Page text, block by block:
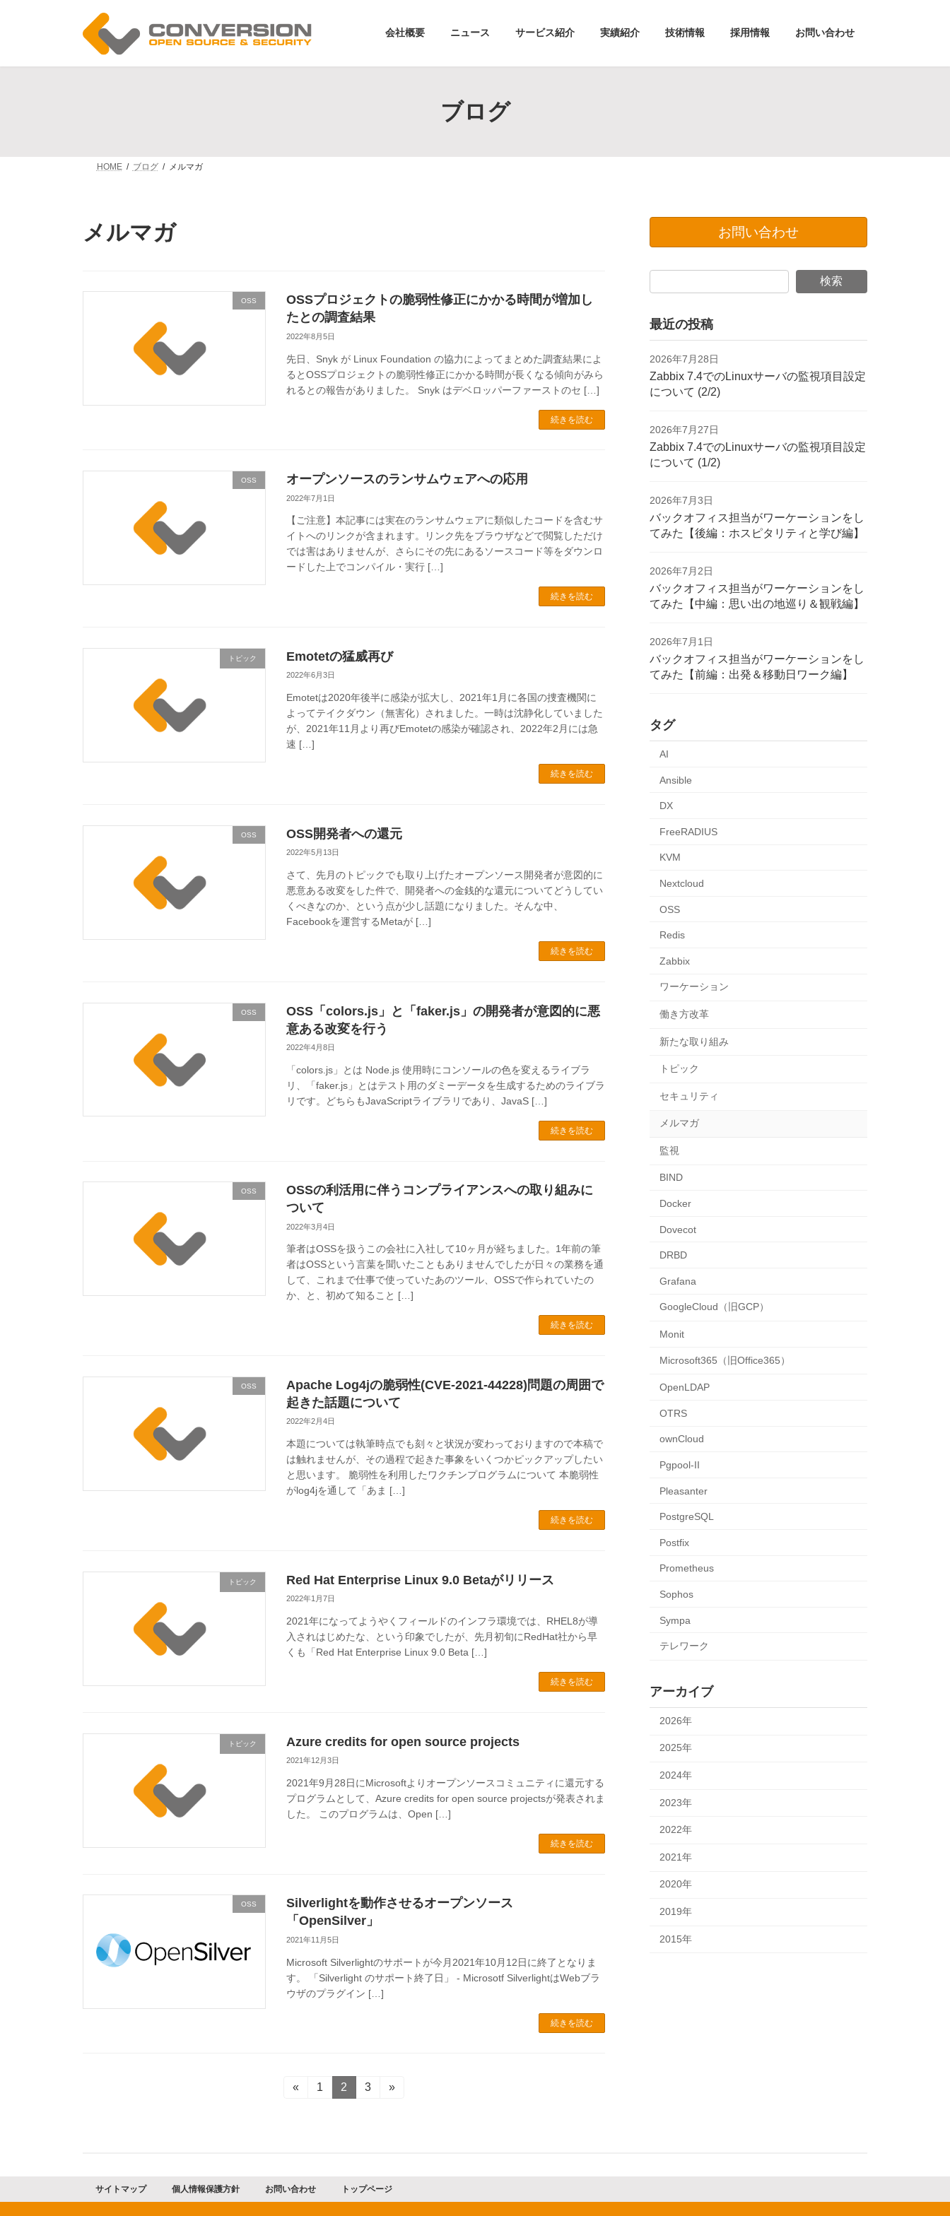
ツ
シ
会社概要 ニュース サービス紹介 実績紹介 技術情報 採用情報 お問い合わせ
ブログ
HOME ブログ メルマガ
メルマガ
OSS
OSSプロジェクトの脆弱性修正にかかる時間が増加し
たとの調査結果
2022年8月5日
先日、Snyk が Linux Foundation の協力によってまとめた調査結果によ
るとOSSプロジェクトの脆弱性修正にかかる時間が長くなる傾向がみら
れるとの報告がありました。 Snyk はデベロッパーファーストのセ […]
続きを読む
OSS オープンソースのランサムウェアへの応用
2022年7月1日
【ご注意】本記事には実在のランサムウェアに類似したコードを含むサ
イトへのリンクが含まれます。リンク先をブラウザなどで閲覧しただけ
では害はありませんが、さらにその先にあるソースコード等をダウンロ
ードした上でコンパイル・実行 […]
続きを読む
トピック Emotetの猛威再び
2022年6月3日
Emotetは2020年後半に感染が拡大し、2021年1月に各国の捜査機関に
よってテイクダウン（無害化）されました。一時は沈静化していました
が、2021年11月より再びEmotetの感染が確認され、2022年2月には急
速 […]
続きを読む
OSS OSS開発者への還元
2022年5月13日
さて、先月のトピックでも取り上げたオープンソース開発者が意図的に
悪意ある改変をした件で、開発者への金銭的な還元についてどうしてい
くべきなのか、という点が少し話題になりました。そんな中、
Facebookを運営するMetaが […]
続きを読む
OSS
OSS「colors.js」と「faker.js」の開発者が意図的に悪
意ある改変を行う
2022年4月8日
「colors.js」とは Node.js 使用時にコンソールの色を変えるライブラ
リ、「faker.js」とはテスト用のダミーデータを生成するためのライブラ
リです。どちらもJavaScriptライブラリであり、JavaS […]
続きを読む
OSS
OSSの利活用に伴うコンプライアンスへの取り組みに
ついて
2022年3月4日
筆者はOSSを扱うこの会社に入社して10ヶ月が経ちました。1年前の筆
者はOSSという言葉を聞いたこともありませんでしたが日々の業務を通
して、これまで仕事で使っていたあのツール、OSSで作られていたの
か、と、初めて知ること […]
続きを読む
OSS
Apache Log4jの脆弱性(CVE-2021-44228)問題の周囲で
起きた話題について
2022年2月4日
本題については執筆時点でも刻々と状況が変わっておりますので本稿で
は触れませんが、その過程で起きた事象をいくつかピックアップしたい
と思います。 脆弱性を利用したワクチンプログラムについて 本脆弱性
がlog4jを通して「あま […]
続きを読む
トピック Red Hat Enterprise Linux 9.0 Betaがリリース
2022年1月7日
2021年になってようやくフィールドのインフラ環境では、RHEL8が導
入されはじめたな、という印象でしたが、先月初旬にRedHat社から早
くも「Red Hat Enterprise Linux 9.0 Beta […]
続きを読む
トピック Azure credits for open source projects
2021年12月3日
2021年9月28日にMicrosoftよりオープンソースコミュニティに還元する
プログラムとして、Azure credits for open source projectsが発表されま
した。 このプログラムは、Open […]
続きを読む
OSS
Silverlightを動作させるオープンソース
「OpenSilver」
2021年11月5日
Microsoft Silverlightのサポートが今月2021年10月12日に終了となりま
す。 「Silverlight のサポート終了日」 - Microsotf SilverlightはWebブラ
ウザのプラグイン […]
続きを読む
ー
«
固
1
固
定
2
固
3 »
お問い合わせ
検索
最近の投稿
2026年7月28日
Zabbix 7.4でのLinuxサーバの監視項目設定
について (2/2)
2026年7月27日
Zabbix 7.4でのLinuxサーバの監視項目設定
について (1/2)
2026年7月3日
バックオフィス担当がワーケーションをし
てみた【後編：ホスピタリティと学び編】
2026年7月2日
バックオフィス担当がワーケーションをし
てみた【中編：思い出の地巡り＆観戦編】
2026年7月1日
バックオフィス担当がワーケーションをし
てみた【前編：出発＆移動日ワーク編】
タグ
AI
Ansible
DX
FreeRADIUS
KVM
Nextcloud
OSS
Redis
Zabbix
ワーケーション
働き方改革
新たな取り組み
トピック
セキュリティ
メルマガ
監視
BIND
Docker
Dovecot
DRBD
Grafana
GoogleCloud（旧GCP）
Monit
Microsoft365（旧Office365）
OpenLDAP
OTRS
ownCloud
Pgpool-II
Pleasanter
PostgreSQL
Postfix
Prometheus
Sophos
Sympa
テレワーク
アーカイブ
2026年
2025年
2024年
2023年
2022年
2021年
2020年
2019年
2015年
サイトマップ 個人情報保護方針 お問い合わせ トップページ